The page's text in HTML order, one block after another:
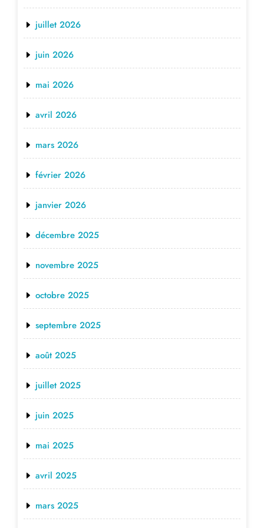
juillet 2026
juin 2026
mai 2026
avril 2026
mars 2026
février 2026
janvier 2026
décembre 2025
novembre 2025
octobre 2025
septembre 2025
août 2025
juillet 2025
juin 2025
mai 2025
avril 2025
mars 2025